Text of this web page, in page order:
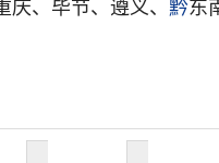
、毕节、遵义、 黔东